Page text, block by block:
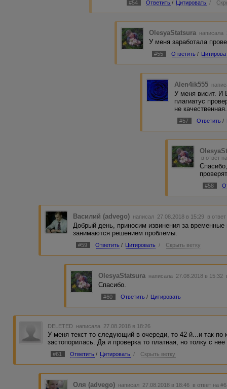
#54 Ответить / Цитировать /
OlesyaStatsura написала
У меня заработала
#55 Ответить /
Alen4ik555
У меня висит. И
плагиатус
не качественная.
#57 Ответить /
в ответ
#58
Василий (advego) написал 27.08.2018 в 15:29 в
Добрый день, приносим извинения за временные
занимаются решением проблемы.
#59 Ответить / Цитировать / Скрыть ветку
OlesyaStatsura написала 27.08.2018 в 15:32
Спасибо.
#60 Ответить / Цитировать
DELETED написала 27.08.2018 в 18:26
У меня текст то следующий в очереди, то 42-й...и так по
застопорилась. Да и проверка то платная, но толку с
#61 Ответить / Цитировать / Скрыть ветку
Оля (advego) написал 27.08.2018 в 18:46 в ответ на